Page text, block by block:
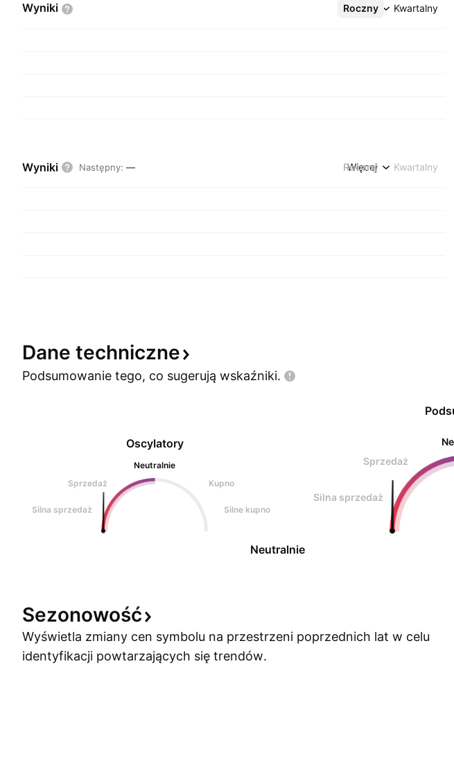
Wyniki Roczny Kwartalny
Więcej
Wyniki Następny: — Roczny Kwartalny
Więcej
Dane techniczne
Podsumowanie tego, co sugerują wskaźniki.
Oscylatory
Neutralnie
Sprzedaż
Kupno
Silna sprzedaż Silne kupno
Neutralnie
Sprzedaż
Silna sprzedaż
Sezonowość
Wyświetla zmiany cen symbolu na przestrzeni poprzednich lat w celu
identyfikacji powtarzających się trendów.